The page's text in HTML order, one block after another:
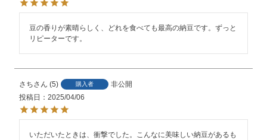
豆の香りが素晴らしく、どれを食べても最高の納豆です。ずっと
リピーターです。
さち 5 購入者
非公開
投稿日
2025/04/06
いただいたときは、衝撃でした。こんなに美味しい納豆があるも